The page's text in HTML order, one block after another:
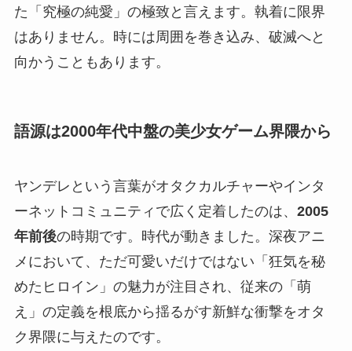
た「究極の純愛」の極致と言えます。執着に限界
はありません。時には周囲を巻き込み、破滅へと
向かうこともあります。
語源は2000年代中盤の美少女ゲーム界隈から
ヤンデレという言葉がオタクカルチャーやインタ
ーネットコミュニティで広く定着したのは、 2005
年前後の時期です。時代が動きました。深夜アニ
メにおいて、ただ可愛いだけではない「狂気を秘
めたヒロイン」の魅力が注目され、従来の「萌
え」の定義を根底から揺るがす新鮮な衝撃をオタ
ク界隈に与えたのです。